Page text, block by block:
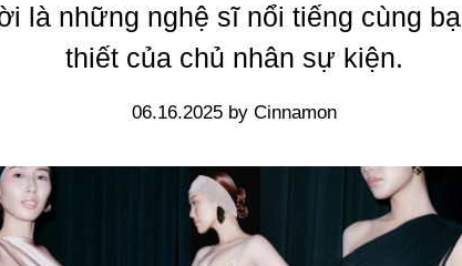
là những nghệ sĩ nổi tiếng cùng
thiết của chủ nhân sự kiện.
06.16.2025 by Cinnamon